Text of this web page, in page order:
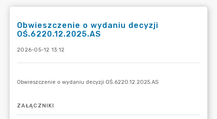
Obwieszczenie o wydaniu decyzji
OŚ.6220.12.2025.AS
2026-05-12 13:12
ZAŁĄCZNIKI